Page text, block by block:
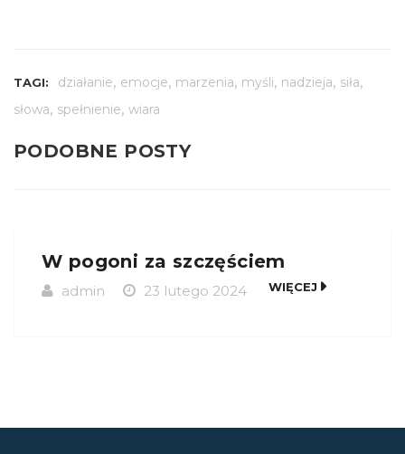
TAGI: działanie, emocje, marzenia, myśli, nadzieja, siła,
słowa, spełnienie, wiara
PODOBNE POSTY
W pogoni za szczęściem
admin 23 lutego 2024 WIĘCEJ